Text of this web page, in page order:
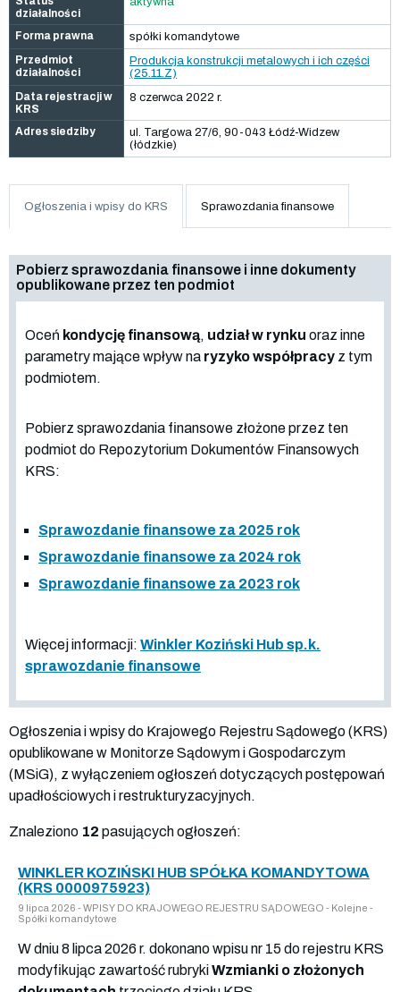
działalności
Forma prawna
spółki komandytowe
Przedmiot
działalności
Produkcja konstrukcji metalowych i ich części
(25.11.Z)
Data rejestracji w
KRS
8 czerwca 2022 r.
Adres siedziby
ul. Targowa 27/6, 90-043 Łódź-Widzew
(łódzkie)
Ogłoszenia i wpisy do KRS Sprawozdania finansowe
Pobierz sprawozdania finansowe i inne dokumenty
opublikowane przez ten podmiot
Oceń kondycję finansową, udział w rynku oraz inne
parametry mające wpływ na ryzyko współpracy z tym
podmiotem.
Pobierz sprawozdania finansowe złożone przez ten
podmiot do Repozytorium Dokumentów Finansowych
KRS:
Sprawozdanie finansowe za 2025 rok
Sprawozdanie finansowe za 2024 rok
Sprawozdanie finansowe za 2023 rok
Więcej informacji: Winkler Koziński Hub sp.k.
sprawozdanie finansowe
Ogłoszenia i wpisy do Krajowego Rejestru Sądowego (KRS)
opublikowane w Monitorze Sądowym i Gospodarczym
(MSiG), z wyłączeniem ogłoszeń dotyczących postępowań
upadłościowych i restrukturyzacyjnych.
Znaleziono 12 pasujących ogłoszeń:
WINKLER KOZIŃSKI HUB SPÓŁKA KOMANDYTOWA
(KRS 0000975923)
9 lipca 2026 - WPISY DO KRAJOWEGO REJESTRU SĄDOWEGO - Kolejne -
Spółki komandytowe
W dniu 8 lipca 2026 r. dokonano wpisu nr 15 do rejestru KRS
modyfikując zawartość rubrykiWzmianki o złożonych